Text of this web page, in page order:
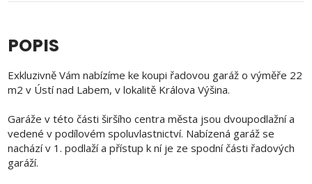
POPIS
Exkluzivně Vám nabízíme ke koupi řadovou garáž o výměře 22
m2 v Ústí nad Labem, v lokalitě Králova Výšina.
Garáže v této části širšího centra města jsou dvoupodlažní a
vedené v podílovém spoluvlastnictví. Nabízená garáž se
nachází v 1. podlaží a přístup k ní je ze spodní části řadových
garáží.